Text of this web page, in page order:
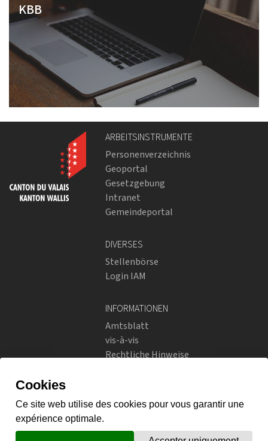
KBB
ARBEITSINSTRUMENTE
Personenverzeichnis
Geoportal
Gesetzgebung
Intranet
Gemeindeportal
DIVERSES
Stellenbörse
Login IAM
INFORMATIONEN
Amtsblatt
vis-à-vis
Rechtliche Hinweise
Instagram